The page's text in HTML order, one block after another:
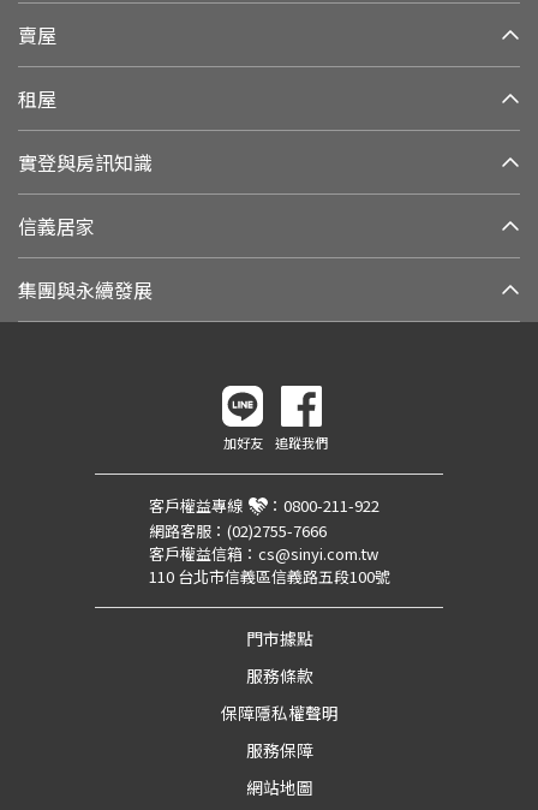
賣屋
租屋
實登與房訊知識
信義居家
集團與永續發展
加好友 追蹤我們
客戶權益專線 ： 0800-211-922
網路客服： (02)2755-7666
客戶權益信箱： cs@sinyi.com.tw
110 台北市信義區信義路五段100號
門市據點
服務條款
保障隱私權聲明
服務保障
網站地圖